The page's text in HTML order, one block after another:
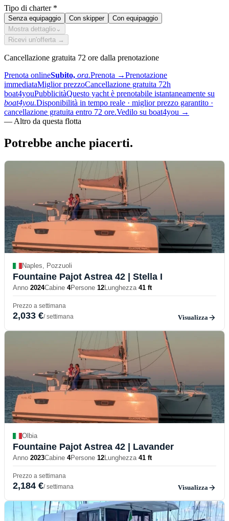
Tipo di charter *
Senza equipaggio Con skipper
Con equipaggio
Mostra dettaglio ⌄
Ricevi un'offerta →
Cancellazione gratuita 72 ore dalla prenotazione
Prenota onlineSubito, ora.Prenota →Prenotazione
immediataMiglior prezzoCancellazione gratuita 72h
boat4youPubblicitàQuesto yacht è prenotabile istantaneamente su
boat4you.Disponibilità in tempo reale · miglior prezzo garantito ·
cancellazione gratuita entro 72 ore.Vedilo su boat4you →
— Altro da questa flotta
Potrebbe anche piacerti.
Naples, Pozzuoli
Fountaine Pajot Astrea 42 | Stella I
Anno 2024Cabine 4Persone 12Lunghezza 41 ft
Prezzo a settimana
2,033 €/ settimana Visualizza
Olbia
Fountaine Pajot Astrea 42 | Lavander
Anno 2023Cabine 4Persone 12Lunghezza 41 ft
Prezzo a settimana
2,184 €/ settimana Visualizza